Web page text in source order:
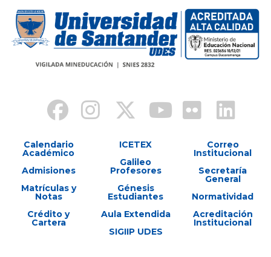
Calendario
Académico
Admisiones
Matrículas y
Notas
Crédito y
Cartera
ICETEX
Galileo
Profesores
Génesis
Estudiantes
Aula Extendida
SIGIIP UDES
Correo
Institucional
Secretaría
General
Normatividad
Acreditación
Institucional